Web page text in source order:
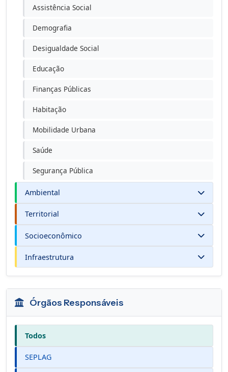
Assistência Social
Demografia
Desigualdade Social
Educação
Finanças Públicas
Habitação
Mobilidade Urbana
Saúde
Segurança Pública
Ambiental
Territorial
Socioeconômico
Infraestrutura
Órgãos Responsáveis
Todos
SEPLAG